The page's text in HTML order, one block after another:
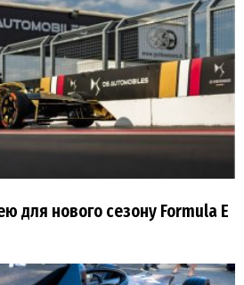
для нового сезону Formula Е